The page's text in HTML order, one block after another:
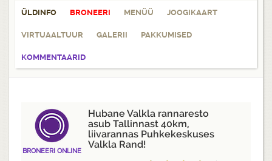
ÜLDINFO BRONEERI MENÜÜ JOOGIKAART
VIRTUAALTUUR GALERII PAKKUMISED
KOMMENTAARID
BRONEERI ONLINE
Hubane Valkla rannaresto
asub Tallinnast 40km,
liivarannas Puhkekeskuses
Valkla Rand!